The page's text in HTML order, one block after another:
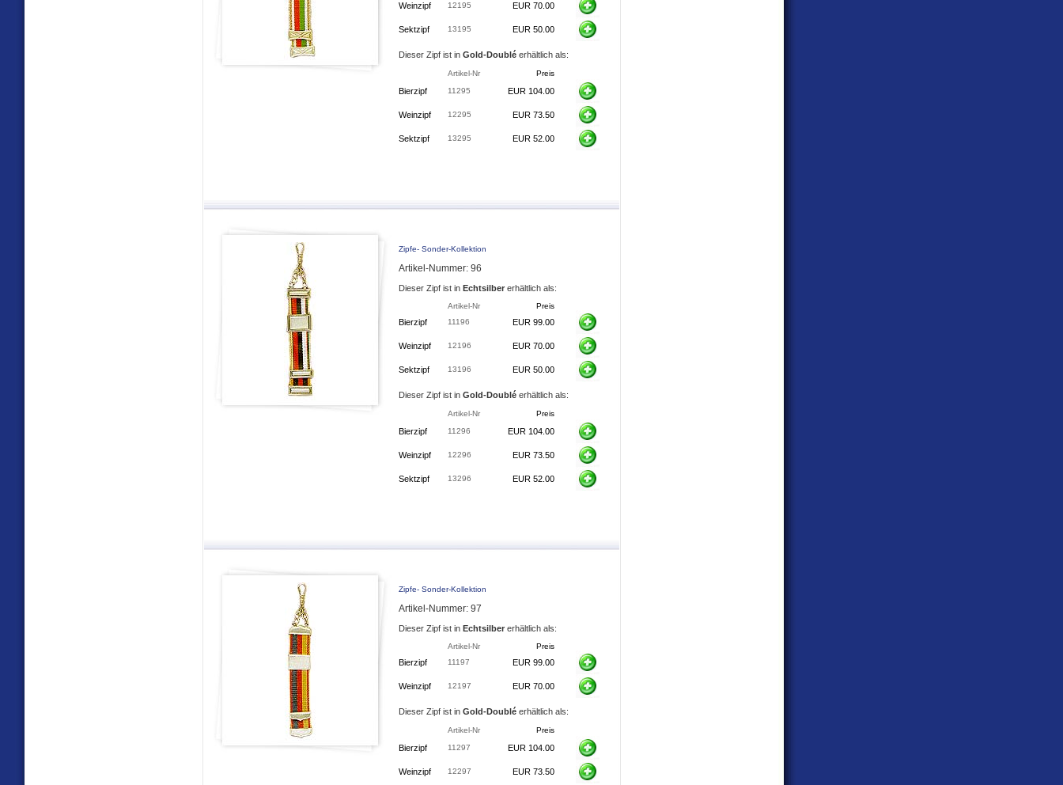
Weinzipf 12195 EUR 70.00
Sektzipf 13195 EUR 50.00
Dieser Zipf ist in Gold-Doublé erhältlich als:
Artikel-Nr Preis
Bierzipf 11295 EUR 104.00
Weinzipf 12295 EUR 73.50
Sektzipf 13295 EUR 52.00
Zipfe- Sonder-Kollektion
Artikel-Nummer: 96
Dieser Zipf ist in Echtsilber erhältlich als:
Artikel-Nr Preis
Bierzipf 11196 EUR 99.00
Weinzipf 12196 EUR 70.00
Sektzipf 13196 EUR 50.00
Dieser Zipf ist in Gold-Doublé erhältlich als:
Artikel-Nr Preis
Bierzipf 11296 EUR 104.00
Weinzipf 12296 EUR 73.50
Sektzipf 13296 EUR 52.00
Zipfe- Sonder-Kollektion
Artikel-Nummer: 97
Dieser Zipf ist in Echtsilber erhältlich als:
Artikel-Nr Preis
Bierzipf 11197 EUR 99.00
Weinzipf 12197 EUR 70.00
Dieser Zipf ist in Gold-Doublé erhältlich als:
Artikel-Nr Preis
Bierzipf 11297 EUR 104.00
Weinzipf 12297 EUR 73.50